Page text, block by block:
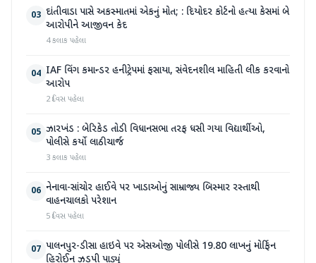
03 દાંતીવાડા પાસે અકસ્માતમાં એકનું મોત; : દિયોદર કોર્ટનો હત્યા કેસમાં બે
આરોપીને આજીવન કેદ
4 કલાક પહેલા
04 IAF વિંગ કમાન્ડર હનીટ્રેપમાં ફસાયા, સંવેદનશીલ માહિતી લીક કરવાનો
આરોપ
2 દિવસ પહેલા
05 ઝારખંડ : બેરિકેડ તોડી વિધાનસભા તરફ ધસી ગયા વિદ્યાર્થીઓ,
પોલીસે કર્યો લાઠીચાર્જ
3 કલાક પહેલા
06 નેનાવા-સાંચોર હાઈવે પર ખાડાઓનું સામ્રાજ્ય બિસ્માર રસ્તાથી
વાહનચાલકો પરેશાન
5 દિવસ પહેલા
07 પાલનપુર-ડીસા હાઇવે પર એસઓજી પોલીસે 19.80 લાખનું મોર્ફિન
હિરોઈન ઝડપી પાડ્યું